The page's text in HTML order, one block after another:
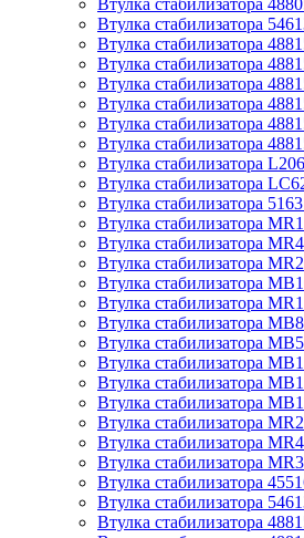
Втулка стабилизатора
Втулка стабилизатора
Втулка стабилизатора
Втулка стабилизатора
Втулка стабилизатора
Втулка стабилизатора
Втулка стабилизатора
Втулка стабилизатора
Втулка стабилизатора
Втулка стабилизатора
Втулка стабилизатора
Втулка стабилизатора
Втулка стабилизатора
Втулка стабилизатора
Втулка стабилизатора
Втулка стабилизатора
Втулка стабилизатора
Втулка стабилизатора
Втулка стабилизатора
Втулка стабилизатора
Втулка стабилизатора
Втулка стабилизатора
Втулка стабилизатора
Втулка стабилизатора
Втулка стабилизатора
Втулка стабилизатора
Втулка стабилизатора